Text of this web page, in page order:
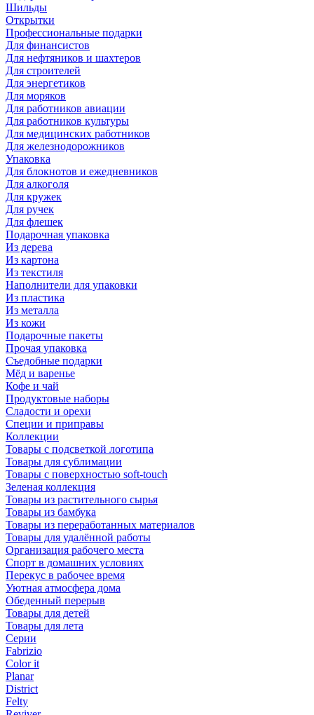
Шильды
Открытки
Профессиональные подарки
Для финансистов
Для нефтяников и шахтеров
Для строителей
Для энергетиков
Для моряков
Для работников авиации
Для работников культуры
Для медицинских работников
Для железнодорожников
Упаковка
Для блокнотов и ежедневников
Для алкоголя
Для кружек
Для ручек
Для флешек
Подарочная упаковка
Из дерева
Из картона
Из текстиля
Наполнители для упаковки
Из пластика
Из металла
Из кожи
Подарочные пакеты
Прочая упаковка
Съедобные подарки
Мёд и варенье
Кофе и чай
Продуктовые наборы
Сладости и орехи
Специи и приправы
Коллекции
Товары с подсветкой логотипа
Товары для сублимации
Товары с поверхностью soft-touch
Зеленая коллекция
Товары из растительного сырья
Товары из бамбука
Товары из переработанных материалов
Товары для удалённой работы
Организация рабочего места
Спорт в домашних условиях
Перекус в рабочее время
Уютная атмосфера дома
Обеденный перерыв
Товары для детей
Товары для лета
Серии
Fabrizio
Color it
Planar
District
Felty